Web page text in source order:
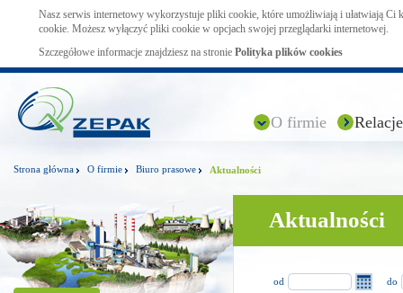
Nasz serwis internetowy wykorzystuje pliki cookie, które umożliwiają i ułatwiają Ci
cookie. Możesz wyłączyć pliki cookie w opcjach swojej przeglądarki internetowej.
Szczegółowe informacje znajdziesz na stronie Polityka plików cookies
O firmie
Strona główna O firmie Biuro prasowe Aktualności
Aktualności
od do